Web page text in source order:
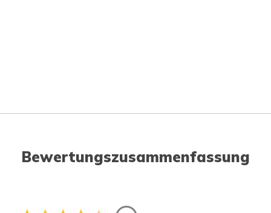
Bewertungszusammenfassung